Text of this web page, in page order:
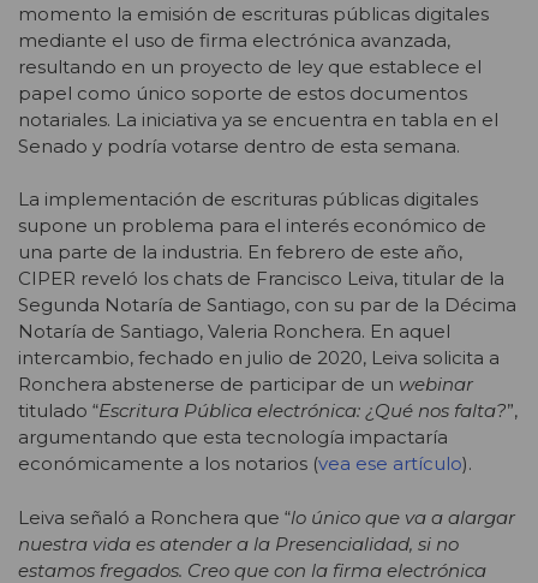
momento la emisión de escrituras públicas digitales
mediante el uso de firma electrónica avanzada,
resultando en un proyecto de ley que establece el
papel como único soporte de estos documentos
notariales. La iniciativa ya se encuentra en tabla en el
Senado y podría votarse dentro de esta semana.
La implementación de escrituras públicas digitales
supone un problema para el interés económico de
una parte de la industria. En febrero de este año,
CIPER reveló los chats de Francisco Leiva, titular de la
Segunda Notaría de Santiago, con su par de la Décima
Notaría de Santiago, Valeria Ronchera. En aquel
intercambio, fechado en julio de 2020, Leiva solicita a
Ronchera abstenerse de participar de un webinar
titulado “Escritura Pública electrónica: ¿Qué nos falta?”,
argumentando que esta tecnología impactaría
económicamente a los notarios (vea ese artículo).
Leiva señaló a Ronchera que “lo único que va a alargar
nuestra vida es atender a la Presencialidad, si no
estamos fregados. Creo que con la firma electrónica